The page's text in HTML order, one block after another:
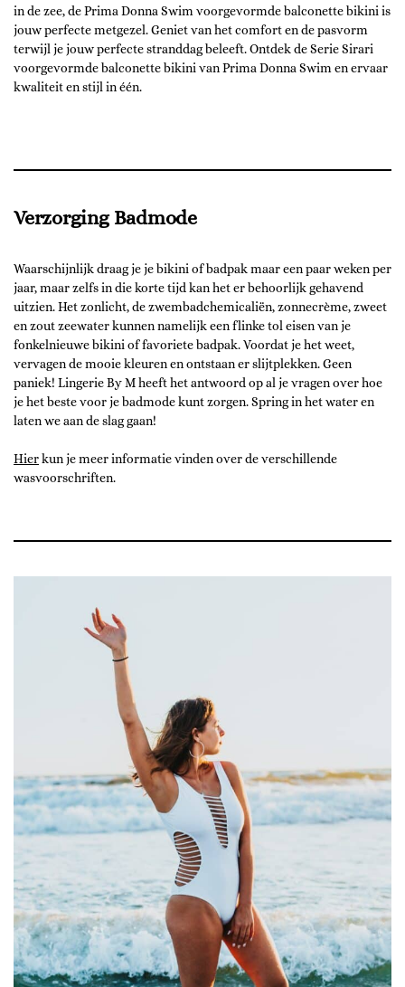
in de zee, de Prima Donna Swim voorgevormde balconette bikini is
jouw perfecte metgezel. Geniet van het comfort en de pasvorm
terwijl je jouw perfecte stranddag beleeft. Ontdek de Serie Sirari
voorgevormde balconette bikini van Prima Donna Swim en ervaar
kwaliteit en stijl in één.
Verzorging Badmode
Waarschijnlijk draag je je bikini of badpak maar een paar weken per
jaar, maar zelfs in die korte tijd kan het er behoorlijk gehavend
uitzien. Het zonlicht, de zwembadchemicaliën, zonnecrème, zweet
en zout zeewater kunnen namelijk een flinke tol eisen van je
fonkelnieuwe bikini of favoriete badpak. Voordat je het weet,
vervagen de mooie kleuren en ontstaan er slijtplekken. Geen
paniek! Lingerie By M heeft het antwoord op al je vragen over hoe
je het beste voor je badmode kunt zorgen. Spring in het water en
laten we aan de slag gaan!
Hierkun je meer informatie vinden over de verschillende
wasvoorschriften.